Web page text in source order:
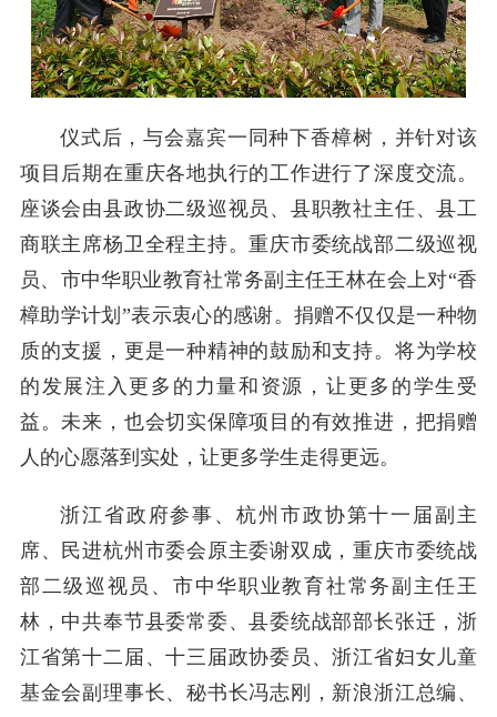
仪式后，与会嘉宾一同种下香樟树，并针对该
项目后期在重庆各地执行的工作进行了深度交流。
座谈会由县政协二级巡视员、县职教社主任、县工
商联主席杨卫全程主持。重庆市委统战部二级巡视
员、市中华职业教育社常务副主任王林在会上对“香
樟助学计划”表示衷心的感谢。捐赠不仅仅是一种物
质的支援，更是一种精神的鼓励和支持。将为学校
的发展注入更多的力量和资源，让更多的学生受
益。未来，也会切实保障项目的有效推进，把捐赠
人的心愿落到实处，让更多学生走得更远。
浙江省政府参事、杭州市政协第十一届副主
席、民进杭州市委会原主委谢双成，重庆市委统战
部二级巡视员、市中华职业教育社常务副主任王
林，中共奉节县委常委、县委统战部部长张迁，浙
江省第十二届、十三届政协委员、浙江省妇女儿童
基金会副理事长、秘书长冯志刚，新浪浙江总编、